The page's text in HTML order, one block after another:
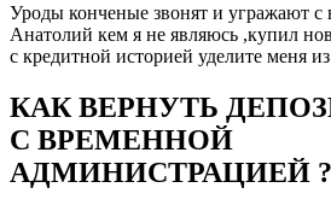
Уроды конченые звонят и угражают с
Анатолий кем я не являюсь ,купил
с кредитной историей уделите меня
КАК ВЕРНУТЬ
С ВРЕМЕННОЙ
АДМИНИСТРАЦИЕЙ ?